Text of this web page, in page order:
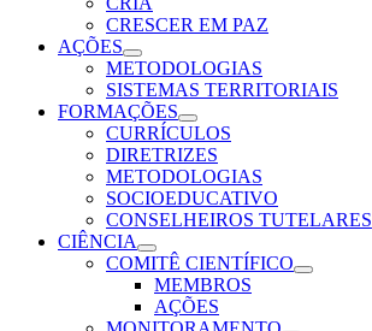
CRESCER EM PAZ
AÇÕES
METODOLOGIAS
SISTEMAS TERRITORIAIS
FORMAÇÕES
CURRÍCULOS
DIRETRIZES
METODOLOGIAS
SOCIOEDUCATIVO
CONSELHEIROS TUTELARES
CIÊNCIA
COMITÊ CIENTÍFICO
MEMBROS
AÇÕES